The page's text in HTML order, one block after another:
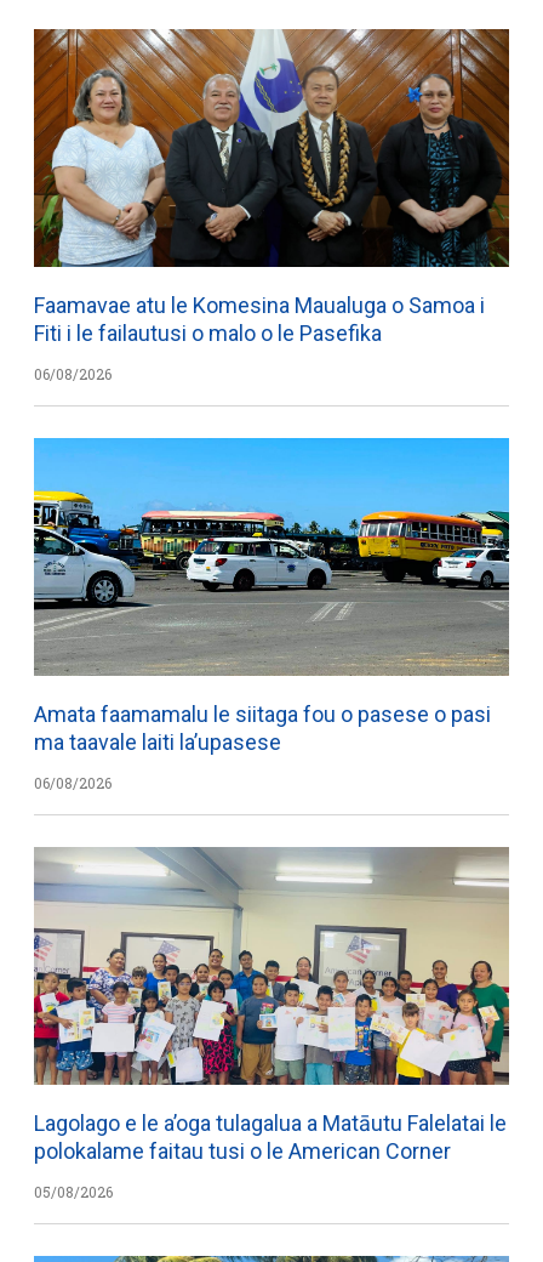
Faamavae atu le Komesina Maualuga o Samoa i
Fiti i le failautusi o malo o le Pasefika
06/08/2026
Amata faamamalu le siitaga fou o pasese o pasi
ma taavale laiti la’upasese
06/08/2026
Lagolago e le a’oga tulagalua a Matāutu Falelatai le
polokalame faitau tusi o le American Corner
05/08/2026